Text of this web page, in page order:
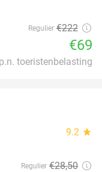
Regulier €222
€69
toeristenbelasting
9.2 star
Regulier €28,50